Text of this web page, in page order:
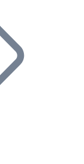
entreprise et
et